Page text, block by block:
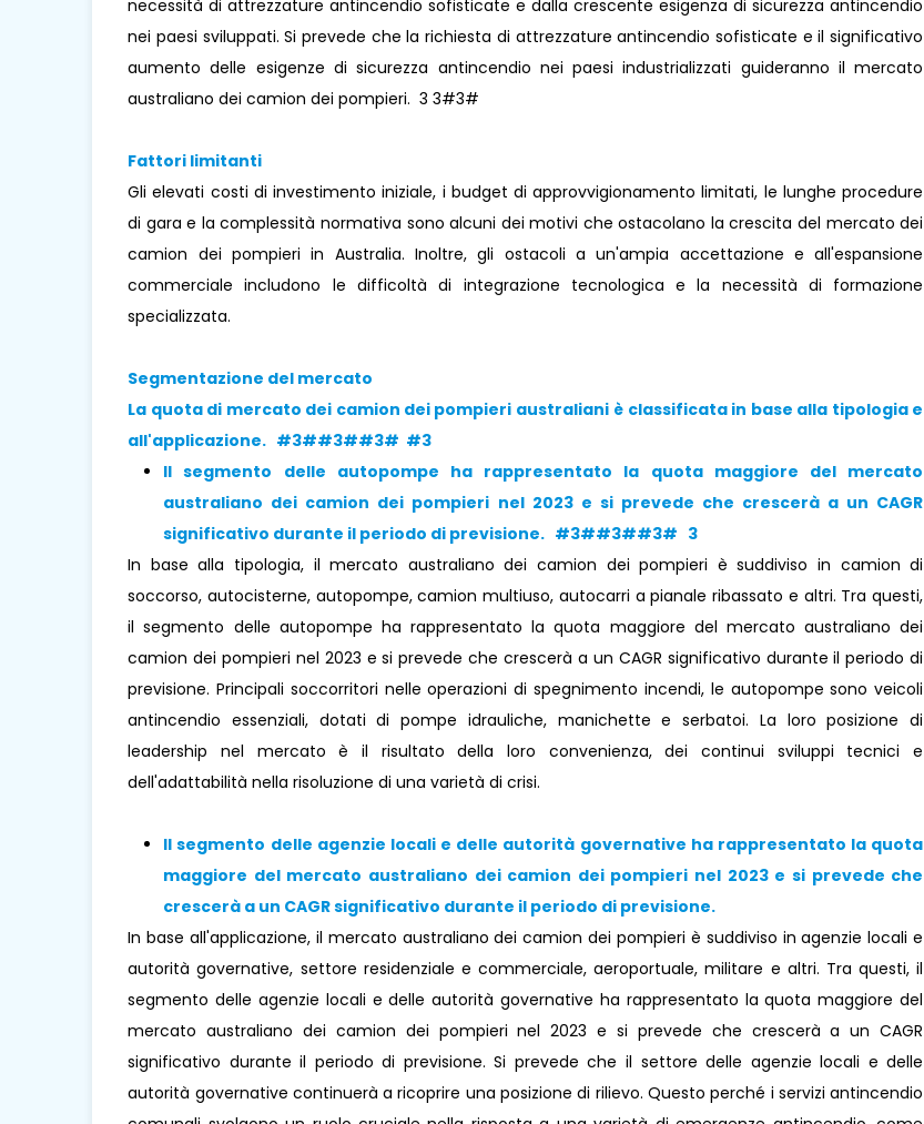
necessità di attrezzature antincendio sofisticate e dalla crescente esigenza di sicurezza antincendio
nei paesi sviluppati. Si prevede che la richiesta di attrezzature antincendio sofisticate e il significativo
aumento delle esigenze di sicurezza antincendio nei paesi industrializzati guideranno il mercato
australiano dei camion dei pompieri. 3 3#3#
Fattori limitanti
Gli elevati costi di investimento iniziale, i budget di approvvigionamento limitati, le lunghe procedure
di gara e la complessità normativa sono alcuni dei motivi che ostacolano la crescita del mercato dei
camion dei pompieri in Australia. Inoltre, gli ostacoli a un'ampia accettazione e all'espansione
commerciale includono le difficoltà di integrazione tecnologica e la necessità di formazione
specializzata.
Segmentazione del mercato
La quota di mercato dei camion dei pompieri australiani è classificata in base alla tipologia e
all'applicazione. #3##3##3# #3
Il segmento delle autopompe ha rappresentato la quota maggiore del mercato
australiano dei camion dei pompieri nel 2023 e si prevede che crescerà a un CAGR
significativo durante il periodo di previsione. #3##3##3# 3
In base alla tipologia, il mercato australiano dei camion dei pompieri è suddiviso in camion di
soccorso, autocisterne, autopompe, camion multiuso, autocarri a pianale ribassato e altri. Tra questi,
il segmento delle autopompe ha rappresentato la quota maggiore del mercato australiano dei
camion dei pompieri nel 2023 e si prevede che crescerà a un CAGR significativo durante il periodo di
previsione. Principali soccorritori nelle operazioni di spegnimento incendi, le autopompe sono veicoli
antincendio essenziali, dotati di pompe idrauliche, manichette e serbatoi. La loro posizione di
leadership nel mercato è il risultato della loro convenienza, dei continui sviluppi tecnici e
dell'adattabilità nella risoluzione di una varietà di crisi.
Il segmento delle agenzie locali e delle autorità governative ha rappresentato la quota
maggiore del mercato australiano dei camion dei pompieri nel 2023 e si prevede che
crescerà a un CAGR significativo durante il periodo di previsione.
In base all'applicazione, il mercato australiano dei camion dei pompieri è suddiviso in agenzie locali e
autorità governative, settore residenziale e commerciale, aeroportuale, militare e altri. Tra questi, il
segmento delle agenzie locali e delle autorità governative ha rappresentato la quota maggiore del
mercato australiano dei camion dei pompieri nel 2023 e si prevede che crescerà a un CAGR
significativo durante il periodo di previsione. Si prevede che il settore delle agenzie locali e delle
autorità governative continuerà a ricoprire una posizione di rilievo. Questo perché i servizi antincendio